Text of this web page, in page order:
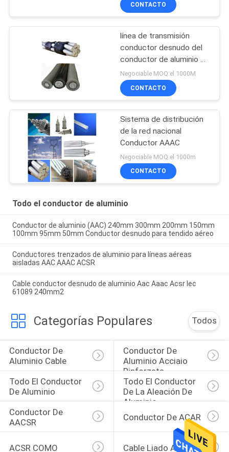
CONTACTO
línea de transmisión
conductor desnudo del
conductor de aluminio de
800mm2 AAC
Negociable MOQ:el 1000M
CONTACTO
Sistema de distribución
de la red nacional
Conductor AAAC
Negociable MOQ:el 1000m
CONTACTO
Todo el conductor de aluminio
Conductor de aluminio (AAC) 240mm 300mm 200mm 150mm
100mm 95mm 50mm Conductor desnudo para tendido aéreo
Conductores trenzados de aluminio para líneas aéreas
aisladas AAC AAAC ACSR
Cable conductor desnudo de aluminio Aac Aaac Acsr Iec
61089 240mm2
Categorías Populares Todos
Conductor De
Aluminio Cable
Conductor De
Aluminio Acciaio
Rinforzata
Todo El Conductor
De Aluminio
Todo El Conductor
De La Aleación De
Aluminio
Conductor De
AACSR
Conductor De ACAR
ACSR COMO Cable Liado Antena